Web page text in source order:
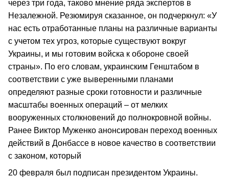
через три года, таково мнение ряда экспертов в
Незалежной. Резюмируя сказанное, он подчеркнул: «У
нас есть отработанные планы на различные варианты
с учетом тех угроз, которые существуют вокруг
Украины, и мы готовим войска к обороне своей
страны». По его словам, украинским Генштабом в
соответствии с уже выверенными планами
определяют разные сроки готовности и различные
масштабы военных операций – от мелких
вооруженных столкновений до полнокровной войны.
Ранее Виктор Муженко анонсирован переход военных
действий в Донбассе в новое качество в соответствии
с законом, который
20 февраля был подписан президентом Украины.